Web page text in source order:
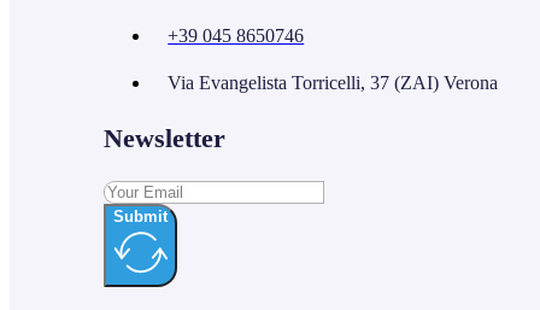
+39 045 8650746
Via Evangelista Torricelli, 37 (ZAI) Verona
Newsletter
Submit